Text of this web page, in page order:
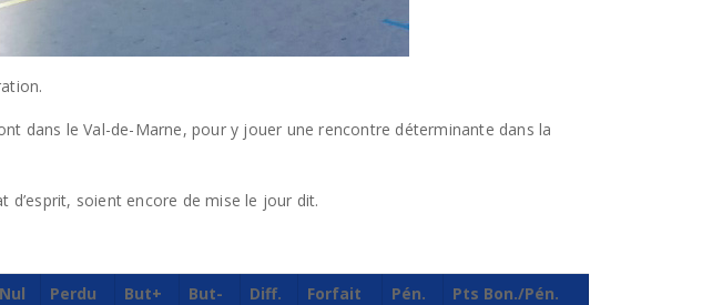
dans le Val-de-Marne, pour y jouer une rencontre déterminante dans la
d’esprit, soient encore de mise le jour dit.
Nul Perdu But+ But- Diff. Forfait Pén. Pts Bon./Pén.